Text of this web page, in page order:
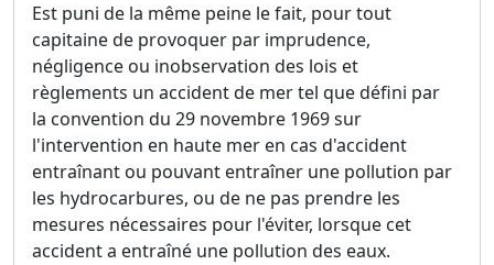
Est puni de la même peine le fait, pour tout
capitaine de provoquer par imprudence,
négligence ou inobservation des lois et
règlements un accident de mer tel que défini par
la convention du 29 novembre 1969 sur
l'intervention en haute mer en cas d'accident
entraînant ou pouvant entraîner une pollution par
les hydrocarbures, ou de ne pas prendre les
mesures nécessaires pour l'éviter, lorsque cet
accident a entraîné une pollution des eaux.